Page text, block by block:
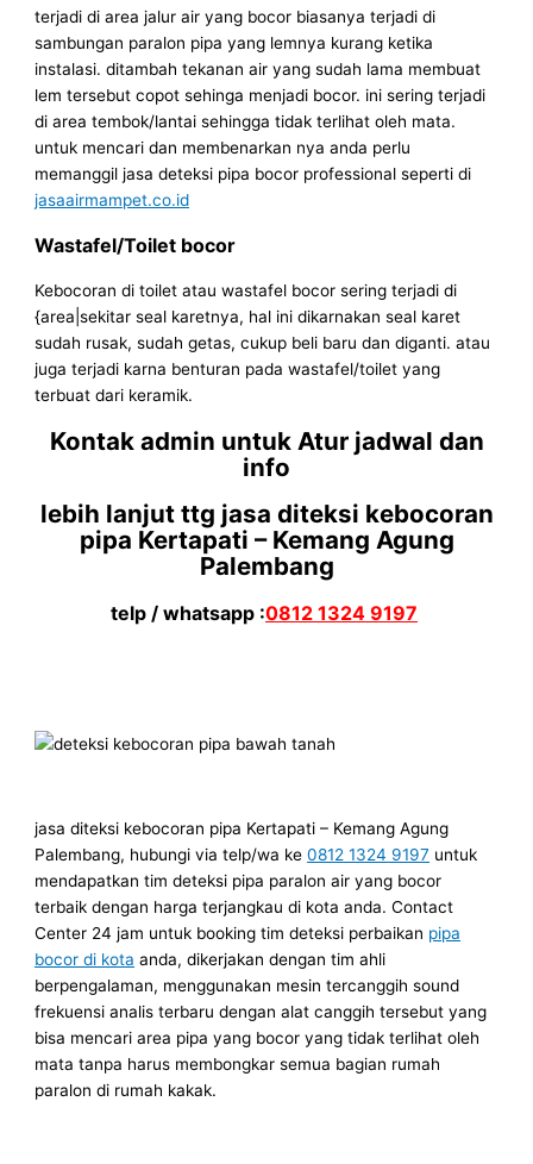
terjadi di area jalur air yang bocor biasanya terjadi di
sambungan paralon pipa yang lemnya kurang ketika
instalasi. ditambah tekanan air yang sudah lama membuat
lem tersebut copot sehinga menjadi bocor. ini sering terjadi
di area tembok/lantai sehingga tidak terlihat oleh mata.
untuk mencari dan membenarkan nya anda perlu
memanggil jasa deteksi pipa bocor professional seperti di
jasaairmampet.co.id
Wastafel/Toilet bocor
Kebocoran di toilet atau wastafel bocor sering terjadi di
{area|sekitar seal karetnya, hal ini dikarnakan seal karet
sudah rusak, sudah getas, cukup beli baru dan diganti. atau
juga terjadi karna benturan pada wastafel/toilet yang
terbuat dari keramik.
Kontak admin untuk Atur jadwal dan
info
lebih lanjut ttg jasa diteksi kebocoran
pipa Kertapati – Kemang Agung
Palembang
telp / whatsapp :0812 1324 9197
jasa diteksi kebocoran pipa Kertapati – Kemang Agung
Palembang, hubungi via telp/wa ke0812 1324 9197 untuk
mendapatkan tim deteksi pipa paralon air yang bocor
terbaik dengan harga terjangkau di kota anda. Contact
Center 24 jam untuk booking tim deteksi perbaikan pipa
bocor di kota anda, dikerjakan dengan tim ahli
berpengalaman, menggunakan mesin tercanggih sound
frekuensi analis terbaru dengan alat canggih tersebut yang
bisa mencari area pipa yang bocor yang tidak terlihat oleh
mata tanpa harus membongkar semua bagian rumah
paralon di rumah kakak.